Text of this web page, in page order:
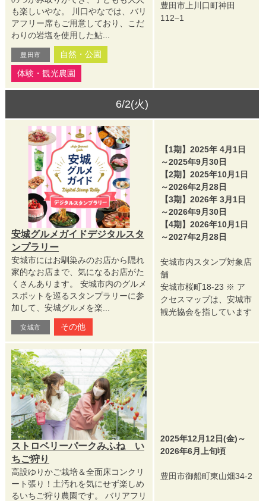
も楽しいやな。 川口やなでは、バリ
アフリー席もご用意しており、こだ
わりの岩塩を使用した鮎...
豊田市
自然・公園
体験・観光農園
豊田市上川口町神田
112−1
6/2(火)
安城グルメガイドデジタルスタ
ンプラリー
安城市にはお馴染みのお店から隠れ
家的なお店まで、気になるお店がた
くさんあります。 安城市内のグルメ
スポットを巡るスタンプラリーに参
加して、安城グルメを楽...
安城市 その他
【1期】2025年 4月1日
～2025年9月30日
【2期】2025年10月1日
～2026年2月28日
【3期】2026年 3月1日
～2026年9月30日
【4期】2026年10月1日
～2027年2月28日
安城市内スタンプ対象店
舗
安城市桜町18-23 ※ ア
クセスマップは、安城市
観光協会を指しています
ストロベリーパークみふね い
ちご狩り
高設ゆりかご栽培＆全面床コンクリ
ート張り！土汚れを気にせず楽しめ
るいちご狩り農園です。 バリアフリ
2025年12月12日(金)～
2026年6月上旬頃
豊田市御船町東山畑34-2